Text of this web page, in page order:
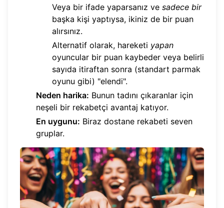
Veya bir ifade yaparsanız ve sadece bir
başka kişi yaptıysa, ikiniz de bir puan
alırsınız.
Alternatif olarak, hareketi yapan
oyuncular bir puan kaybeder veya belirli
sayıda itiraftan sonra (standart parmak
oyunu gibi) "elendi".
Neden harika: Bunun tadını çıkaranlar için
neşeli bir rekabetçi avantaj katıyor.
En uygunu: Biraz dostane rekabeti seven
gruplar.